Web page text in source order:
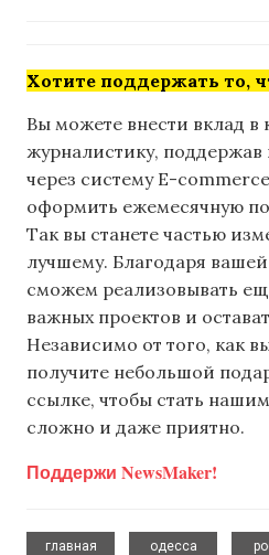
Хотите поддержать то,
Вы можете внести вклад в
журналистику, поддержав
через систему E-
оформить ежемесячную
Так вы станете частью
лучшему. Благодаря
сможем реализовывать
важных проектов и
Независимо от того, как
получите небольшой
ссылке, чтобы стать
сложно и даже приятно.
Поддержи NewsMaker!
главная
одесса